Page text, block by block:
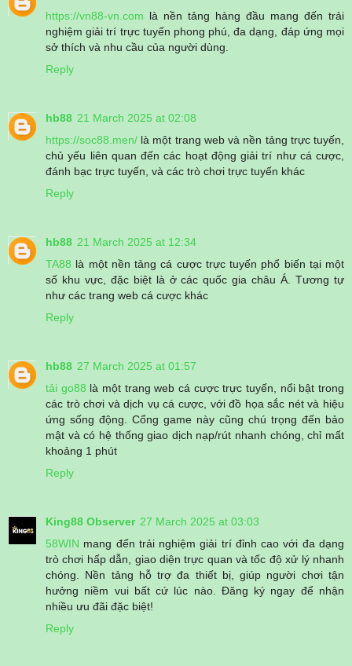
https://vn88-vn.com là nền tảng hàng đầu mang đến trải
nghiệm giải trí trực tuyến phong phú, đa dạng, đáp ứng mọi
sở thích và nhu cầu của người dùng.
Reply
hb88 21 March 2025 at 02:08
https://soc88.men/ là một trang web và nền tảng trực tuyến,
chủ yếu liên quan đến các hoạt động giải trí như cá cược,
đánh bạc trực tuyến, và các trò chơi trực tuyến khác
Reply
hb88 21 March 2025 at 12:34
TA88 là một nền tảng cá cược trực tuyến phổ biến tại một
số khu vực, đặc biệt là ở các quốc gia châu Á. Tương tự
như các trang web cá cược khác
Reply
hb88 27 March 2025 at 01:57
tải go88 là một trang web cá cược trực tuyến, nổi bật trong
các trò chơi và dịch vụ cá cược, với đồ họa sắc nét và hiệu
ứng sống động. Cổng game này cũng chú trọng đến bảo
mật và có hệ thống giao dịch nạp/rút nhanh chóng, chỉ mất
khoảng 1 phút
Reply
King88 Observer 27 March 2025 at 03:03
58WIN mang đến trải nghiệm giải trí đỉnh cao với đa dạng
trò chơi hấp dẫn, giao diện trực quan và tốc độ xử lý nhanh
chóng. Nền tảng hỗ trợ đa thiết bị, giúp người chơi tận
hưởng niềm vui bất cứ lúc nào. Đăng ký ngay để nhận
nhiều ưu đãi đặc biệt!
Reply